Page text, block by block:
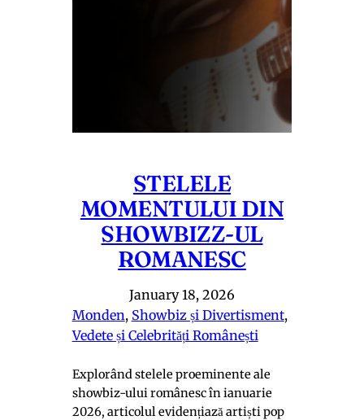
STELELE
MOMENTULUI DIN
SHOWBIZZ-UL
ROMANESC
January 18, 2026
Monden, Showbiz și Divertisment ,
Vedete și Celebrități Românești
Explorând stelele proeminente ale
showbiz-ului românesc în ianuarie
2026, articolul evidențiază artiști pop